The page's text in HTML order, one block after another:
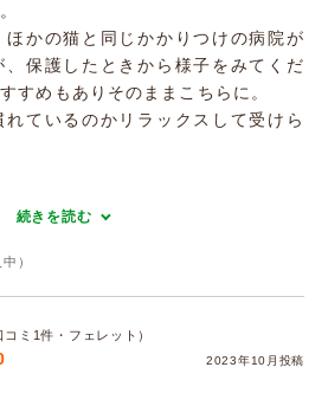
ほかの猫と同じかかりつけの病院が
、保護したときから様子をみてくだ
すめもありそのままこちらに。
ているのかリラックスして受けら
続きを読む
中）
ミ1件・フェレット）
2023年10月投稿